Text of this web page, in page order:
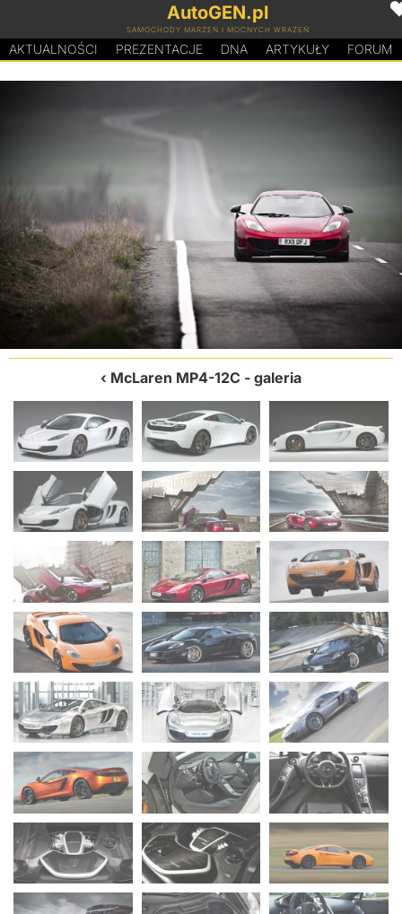
AutoGEN.pl
SAMOCHODY MARZEŃ I MOCNYCH WRAŻEŃ
AKTUALNOŚCI PREZENTACJE DNA ARTYKUŁY FORUM
McLaren MP4-12C - galeria